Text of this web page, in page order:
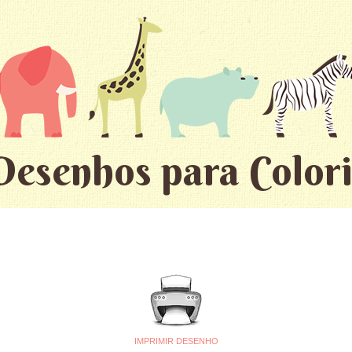
para
IMPRIMIR DESENHO